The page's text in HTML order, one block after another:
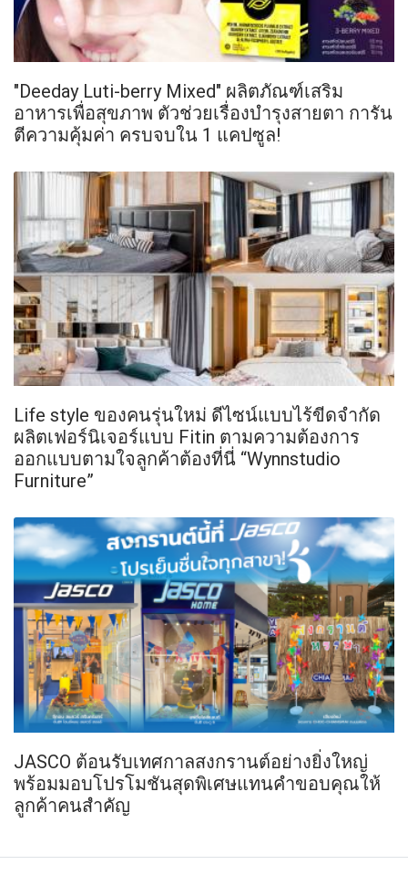
"Deeday Luti-berry Mixed" ผลิตภัณฑ์เสริม
อาหารเพื่อสุขภาพ ตัวช่วยเรื่องบำรุงสายตา การัน
ตีความคุ้มค่า ครบจบใน 1 แคปซูล!
Life style ของคนรุ่นใหม่ ดีไซน์แบบไร้ขีดจำกัด
ผลิตเฟอร์นิเจอร์แบบ Fitin ตามความต้องการ
ออกแบบตามใจลูกค้าต้องที่นี่ “Wynnstudio
Furniture”
JASCO ต้อนรับเทศกาลสงกรานต์อย่างยิ่งใหญ่
พร้อมมอบโปรโมชันสุดพิเศษแทนคำขอบคุณให้
ลูกค้าคนสำคัญ